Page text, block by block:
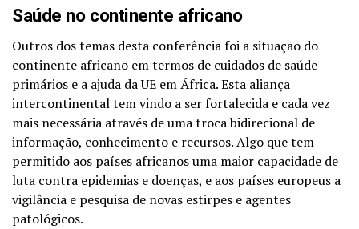
Saúde no continente africano
Outros dos temas desta conferência foi a situação do
continente africano em termos de cuidados de saúde
primários e a ajuda da UE em África. Esta aliança
intercontinental tem vindo a ser fortalecida e cada vez
mais necessária através de uma troca bidirecional de
informação, conhecimento e recursos. Algo que tem
permitido aos países africanos uma maior capacidade de
luta contra epidemias e doenças, e aos países europeus a
vigilância e pesquisa de novas estirpes e agentes
patológicos.